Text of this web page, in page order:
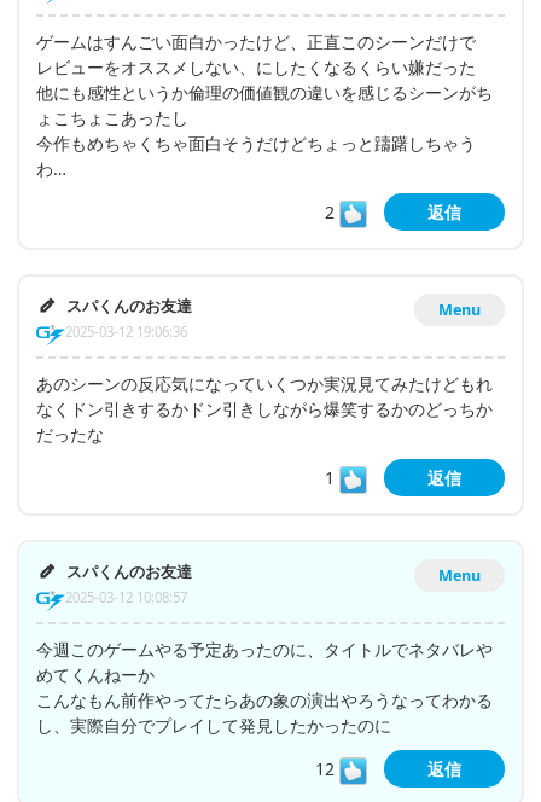
ゲームはすんごい面白かったけど、正直このシーンだけで
レビューをオススメしない、にしたくなるくらい嫌だった
他にも感性というか倫理の価値観の違いを感じるシーンがち
ょこちょこあったし
今作もめちゃくちゃ面白そうだけどちょっと躊躇しちゃう
わ…
2
返信
Menu
スパくんのお友達
2025-03-12 19:06:36
あのシーンの反応気になっていくつか実況見てみたけどもれ
なくドン引きするかドン引きしながら爆笑するかのどっちか
だったな
1
返信
Menu
スパくんのお友達
2025-03-12 10:08:57
今週このゲームやる予定あったのに、タイトルでネタバレや
めてくんねーか
こんなもん前作やってたらあの象の演出やろうなってわかる
し、実際自分でプレイして発見したかったのに
12
返信